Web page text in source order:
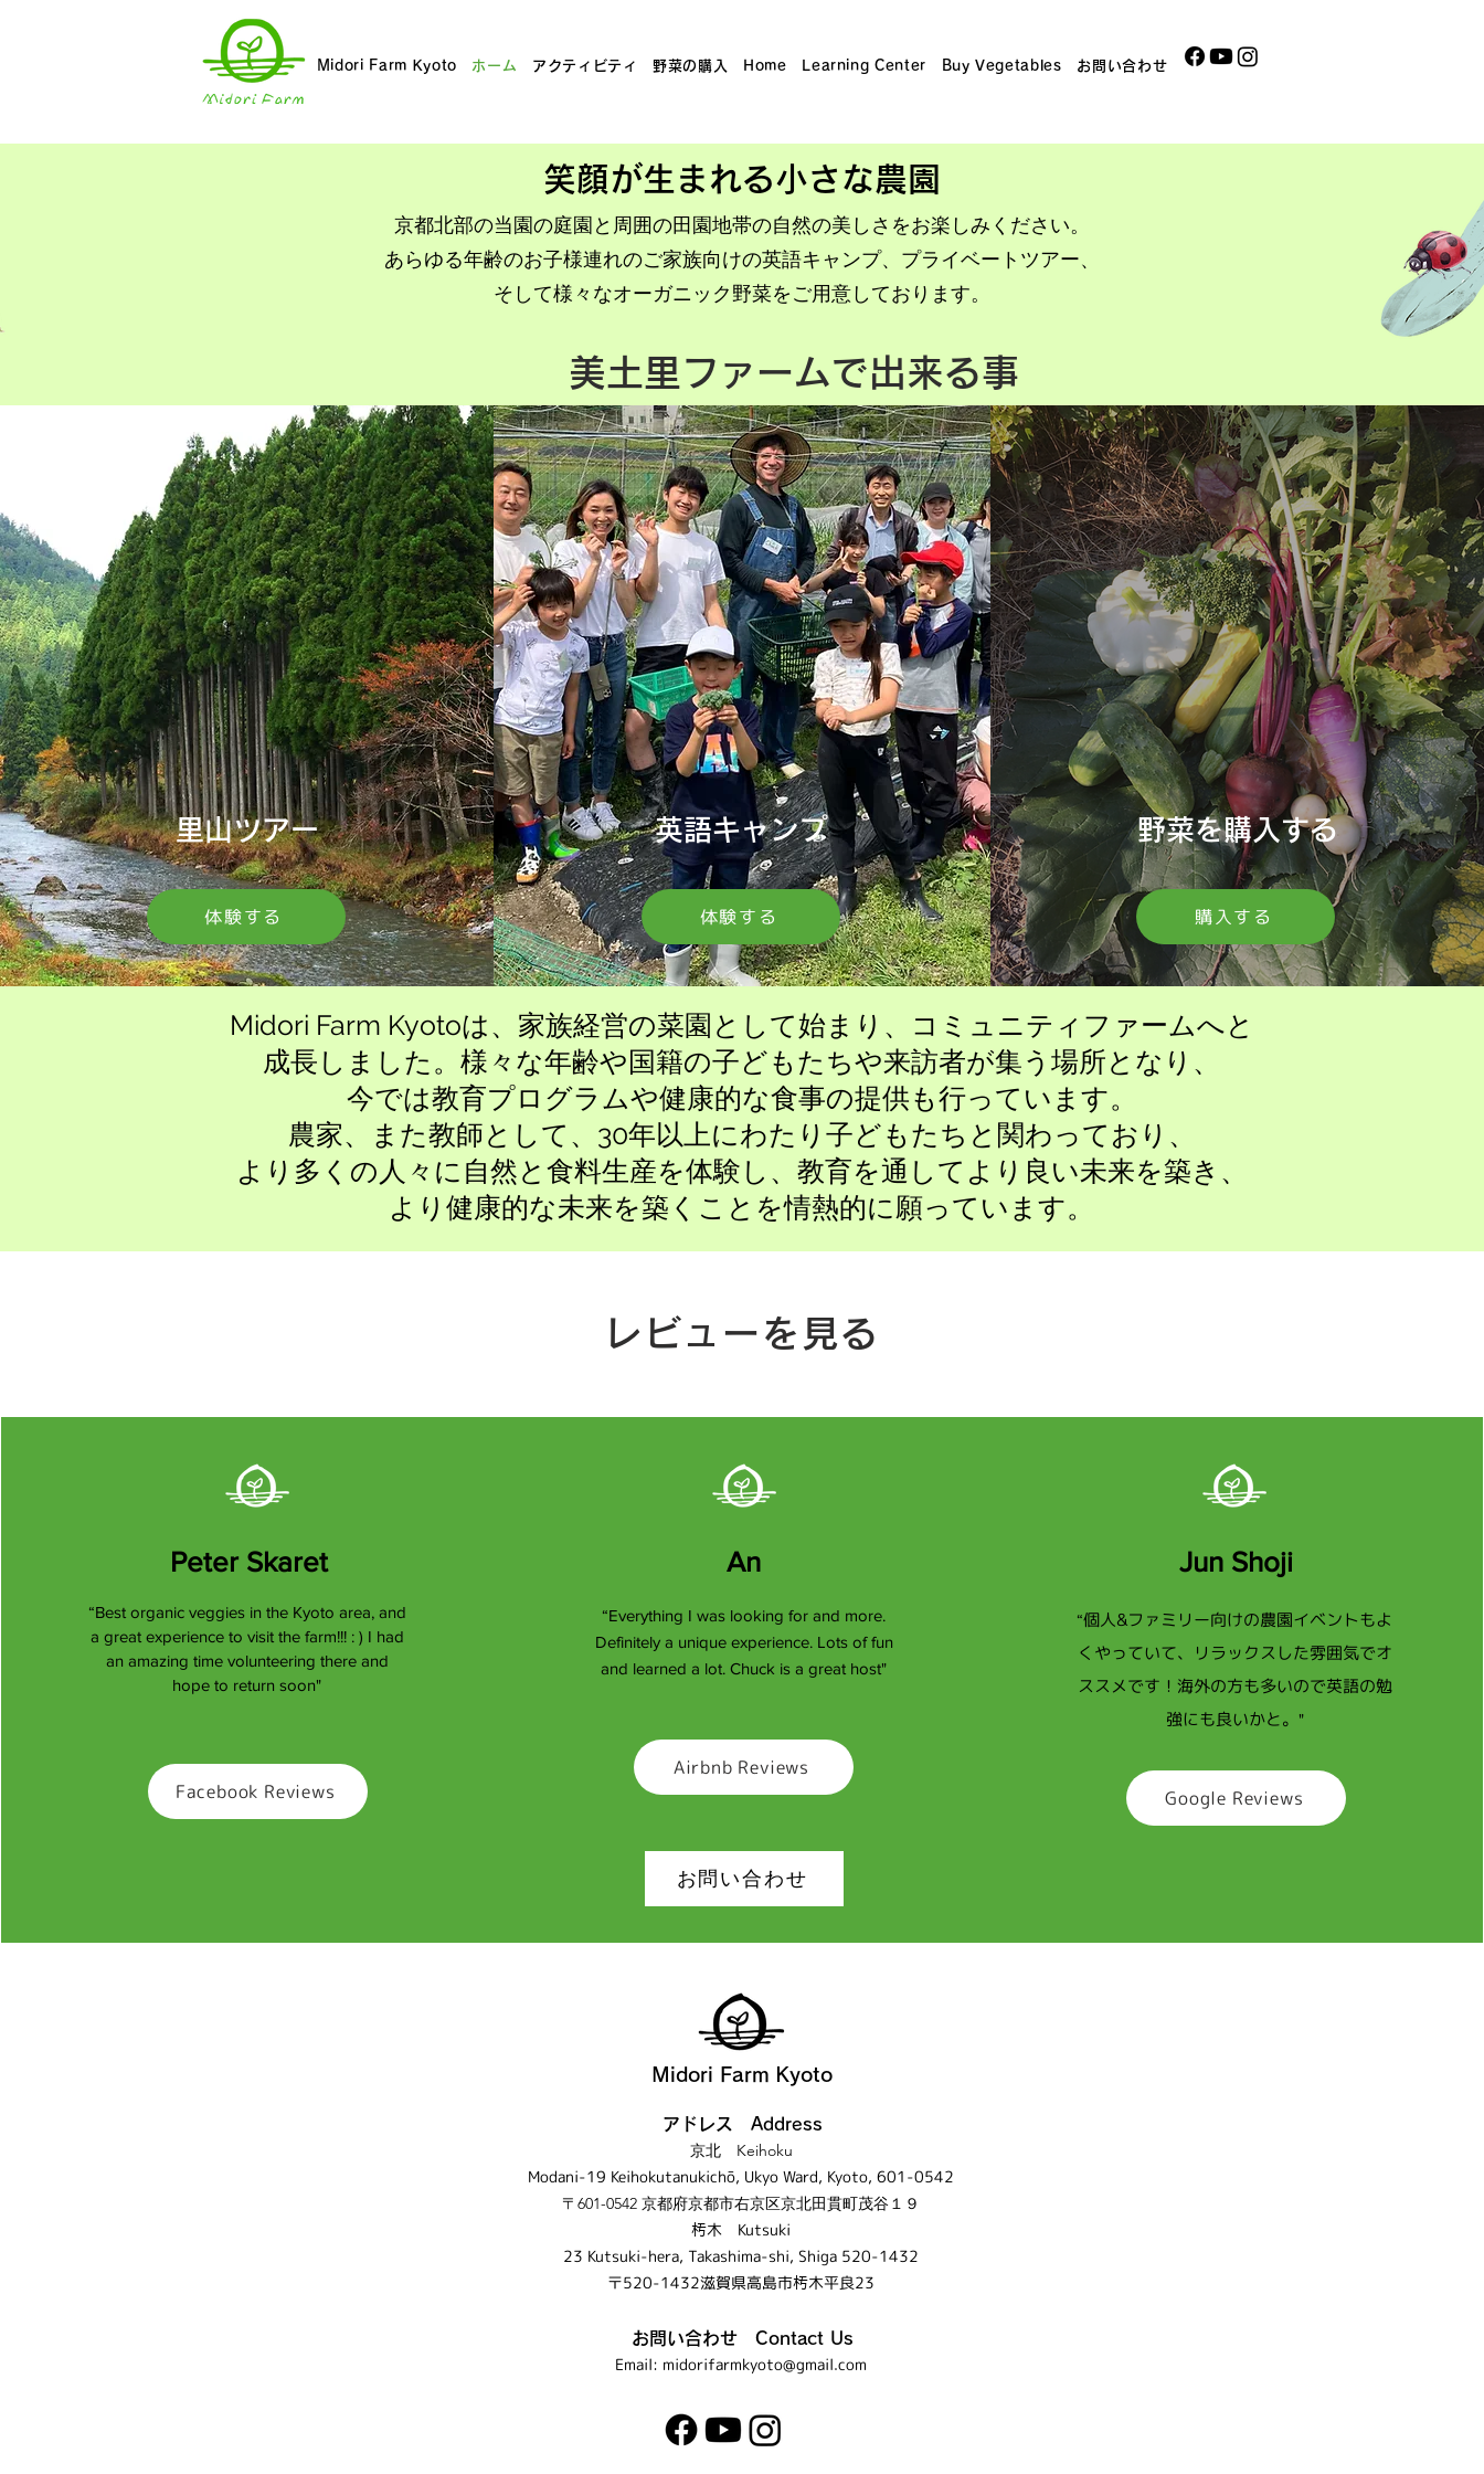
Midori Farm Kyoto ホーム アクティビティ 野菜の購入 Home Learning Center Buy Vegetables お問い合わせ
​笑顔が生まれる小さな農園
京都北部の当園の庭園と周囲の田園地帯の自然の美しさをお楽しみください。
あらゆる年齢のお子様連れのご家族向けの英語キャンプ、プライベートツアー、
そして様々なオーガニック野菜をご用意しております。
​美土里ファームで出来る事
里山ツアー
体験する
英語キャンプ
体験する
野菜を購入する
購入する
Midori Farm Kyotoは、家族経営の菜園として始まり、コミュニティファームへと
成長しました。様々な年齢や国籍の子どもたちや来訪者が集う場所となり、
今では教育プログラムや健康的な食事の提供も行っています。
農家、また教師として、30年以上にわたり子どもたちと関わっており、
より多くの人々に自然と食料生産を体験し、教育を通してより良い未来を築き、
より健康的な未来を築くことを情熱的に願っています。
レビューを見る
Peter Skaret
“Best organic veggies in the Kyoto area, and
a great experience to visit the farm!!! : ) I had
an amazing time volunteering there and
hope to return soon"
Facebook Reviews
An
“Everything I was looking for and more.
Definitely a unique experience. Lots of fun
and learned a lot. Chuck is a great host"
Airbnb Reviews
お問い合わせ
Jun Shoji
“個人&ファミリー向けの農園イベントもよ
くやっていて、リラックスした雰囲気でオ
ススメです！海外の方も多いので英語の勉
強にも良いかと。 "
Google Reviews
Midori Farm Kyoto
アドレス Address
京北 Keihoku
Modani-19 Keihokutanukichō, Ukyo Ward, Kyoto, 601-0542
〒601-0542 京都府京都市右京区京北田貫町茂谷１９
​𣏓木 Kutsuki
23 Kutsuki-hera, Takashima-shi, Shiga 520-1432
〒520-1432滋賀県高島市𣏓木平良23
お問い合わせContact Us
Email: midorifarmkyoto@gmail.com